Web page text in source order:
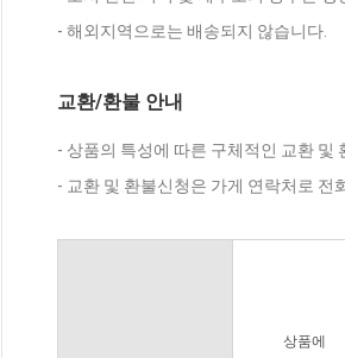
- 해외지역으로는 배송되지 않습니다.
교환/환불 안내
- 상품의 특성에 따른 구체적인 교환
- 교환 및 환불신청은 가게 연락처로
상품에